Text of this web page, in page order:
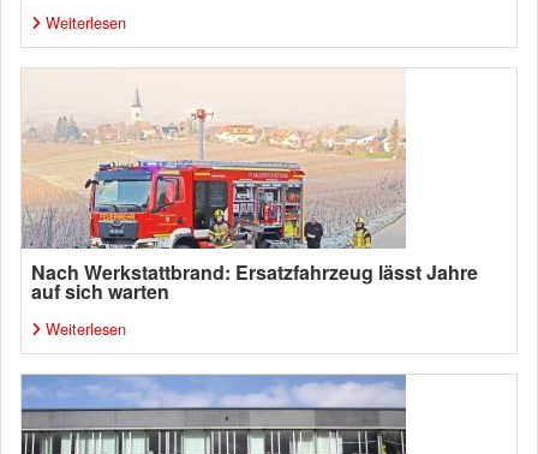
Weiterlesen
Nach Werkstattbrand: Ersatzfahrzeug lässt Jahre
auf sich warten
Weiterlesen